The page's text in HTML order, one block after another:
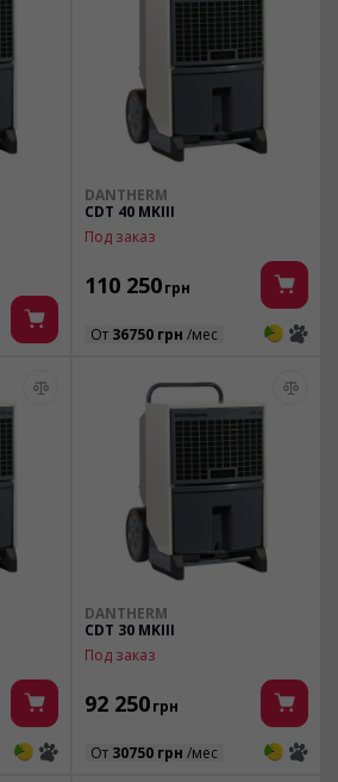
DANTHERM
CDT 40 MKIII
Под заказ
110 250грн
От 36750 грн /мес 3 3
3 3
DANTHERM
CDT 30 MKIII
Под заказ
92 250грн
От 30750 грн /мес 3 3